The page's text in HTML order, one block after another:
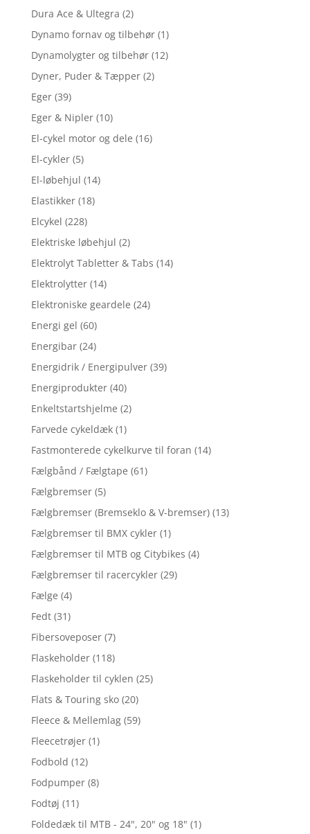
Dura Ace & Ultegra (2)
Dynamo fornav og tilbehør (1)
Dynamolygter og tilbehør (12)
Dyner, Puder & Tæpper (2)
Eger (39)
Eger & Nipler (10)
El-cykel motor og dele (16)
El-cykler (5)
El-løbehjul (14)
Elastikker (18)
Elcykel (228)
Elektriske løbehjul (2)
Elektrolyt Tabletter & Tabs (14)
Elektrolytter (14)
Elektroniske geardele (24)
Energi gel (60)
Energibar (24)
Energidrik / Energipulver (39)
Energiprodukter (40)
Enkeltstartshjelme (2)
Farvede cykeldæk (1)
Fastmonterede cykelkurve til foran (14)
Fælgbånd / Fælgtape (61)
Fælgbremser (5)
Fælgbremser (Bremseklo & V-bremser) (13)
Fælgbremser til BMX cykler (1)
Fælgbremser til MTB og Citybikes (4)
Fælgbremser til racercykler (29)
Fælge (4)
Fedt (31)
Fibersoveposer (7)
Flaskeholder (118)
Flaskeholder til cyklen (25)
Flats & Touring sko (20)
Fleece & Mellemlag (59)
Fleecetrøjer (1)
Fodbold (12)
Fodpumper (8)
Fodtøj (11)
Foldedæk til MTB - 24", 20" og 18" (1)